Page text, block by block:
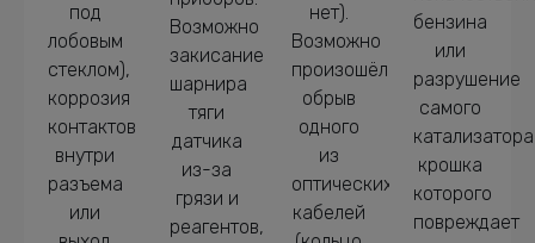
под
лобовым
стеклом),
коррозия
контактов
внутри
разъема
или
Возможно
закисание
шарнира
тяги
датчика
из-за
грязи и
реагентов,
нет).
Возможно
произошёл
обрыв
одного
из
оптических
кабелей
бензина
или
разрушение
самого
крошка
которого
повреждает